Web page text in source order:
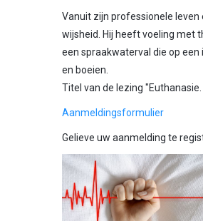
Vanuit zijn professionele
wijsheid. Hij heeft voeling met
een spraakwaterval die op
en boeien.
Titel van de lezing
Aanmeldingsformulier
Gelieve uw aanmelding te